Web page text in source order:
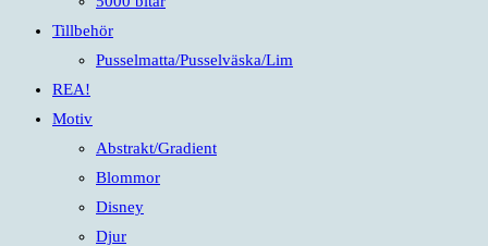
Tillbehör
Pusselmatta/Pusselväska/Lim
REA!
Motiv
Abstrakt/Gradient
Blommor
Disney
Djur